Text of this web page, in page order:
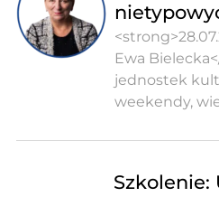
Ewa
jednostek
weekendy,
Szkolenie: